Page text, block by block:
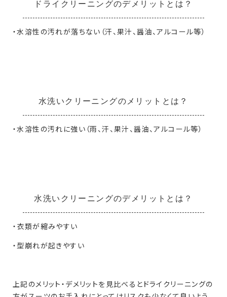
ドライクリーニングのデメリットとは？
・水溶性の汚れが落ちない（汗、果汁、醤油、アルコール等）
水洗いクリーニングのメリットとは？
・水溶性の汚れに強い（雨、汗、果汁、醤油、アルコール等）
水洗いクリーニングのデメリットとは？
・衣類が縮みやすい
・型崩れが起きやすい
上記のメリット・デメリットを見比べるとドライクリーニングの